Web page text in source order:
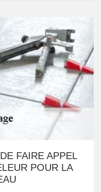
FAIRE APPEL
POUR LA